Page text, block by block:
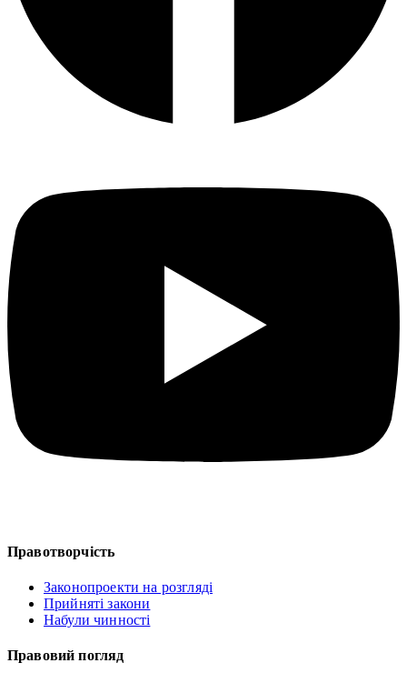
Правотворчість
Законопроекти на розгляді
Прийняті закони
Набули чинності
Правовий погляд